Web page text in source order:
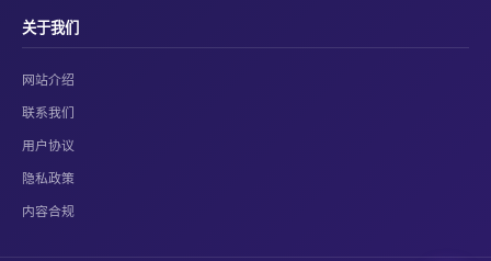
关于我们
网站介绍
联系我们
用户协议
隐私政策
内容合规